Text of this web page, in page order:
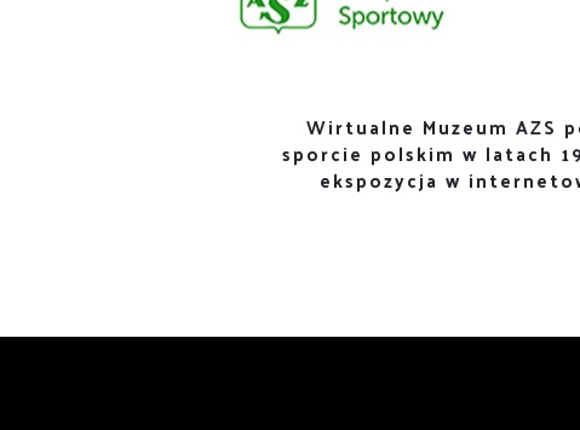
Wirtualne Muzeum AZS
sporcie polskim w latach
ekspozycja w